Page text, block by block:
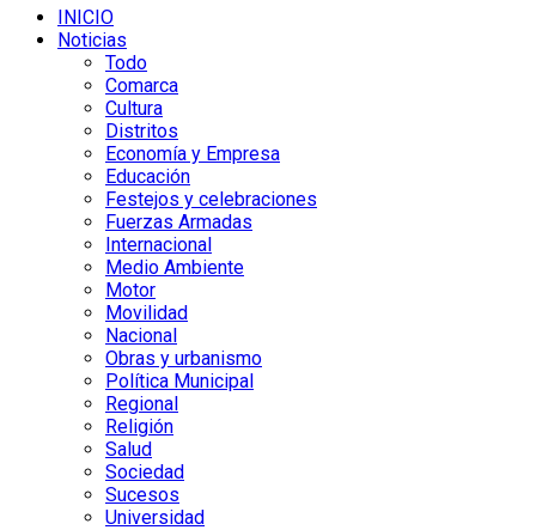
INICIO
Noticias
Todo
Comarca
Cultura
Distritos
Economía y Empresa
Educación
Festejos y celebraciones
Fuerzas Armadas
Internacional
Medio Ambiente
Motor
Movilidad
Nacional
Obras y urbanismo
Política Municipal
Regional
Religión
Salud
Sociedad
Sucesos
Universidad